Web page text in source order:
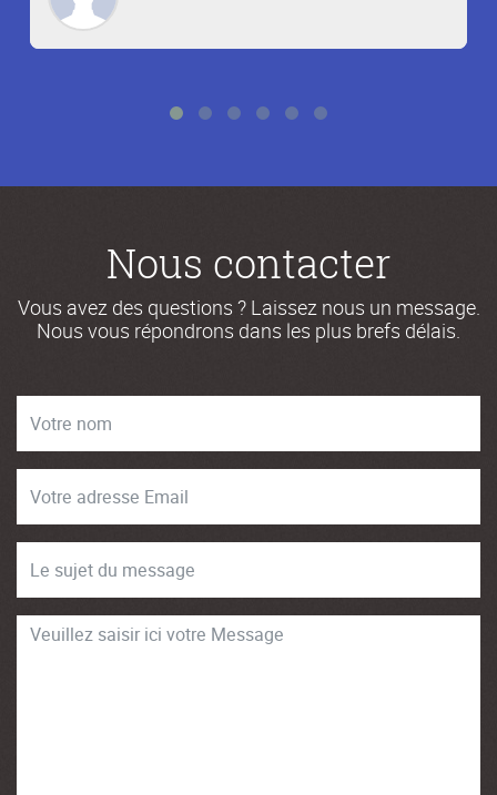
Nous contacter
Vous avez des questions ? Laissez nous un message.
Nous vous répondrons dans les plus brefs délais.